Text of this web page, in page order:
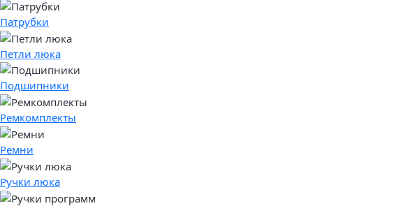
Патрубки
Петли люка
Подшипники
Ремкомплекты
Ремни
Ручки люка